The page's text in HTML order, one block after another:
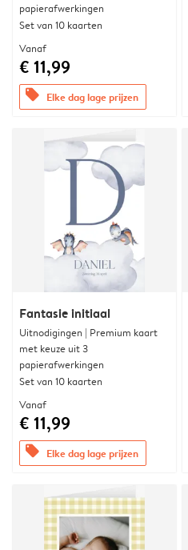
papierafwerkingen
Set van 10 kaarten
Vanaf
€ 11,99
offers Elke dag lage prijzen
Fantasie initiaal
Uitnodigingen | Premium kaart
met keuze uit 3
papierafwerkingen
Set van 10 kaarten
Vanaf
€ 11,99
offers Elke dag lage prijzen